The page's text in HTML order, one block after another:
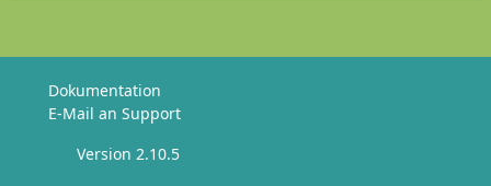
Dokumentation
E-Mail an Support
Version 2.10.5